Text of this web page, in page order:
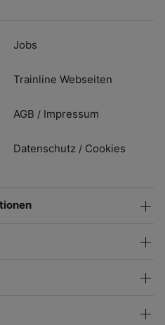
Jobs
Trainline Webseiten
AGB / Impressum
Datenschutz / Cookies